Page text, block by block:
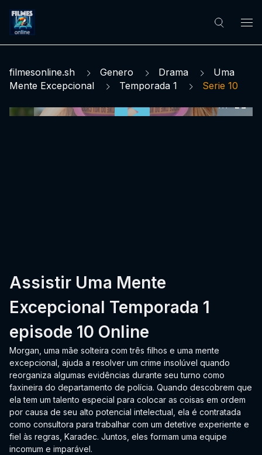
filmesonline.sh Genero Drama
Uma
Mente Excepcional
Temporada 1 Serie 10
Assistir Uma Mente
Excepcional Temporada 1
episode 10 Online
Morgan, uma mãe solteira com três filhos e uma mente
excepcional, ajuda a resolver um crime insolúvel quando
reorganiza algumas evidências durante seu turno como
faxineira do departamento de polícia. Quando descobrem que
ela tem um talento especial para colocar as coisas em ordem
por causa de seu alto potencial intelectual, ela é contratada
como consultora para trabalhar com um detetive experiente e
fiel às regras, Karadec. Juntos, eles formam uma equipe
incomum e imparável.